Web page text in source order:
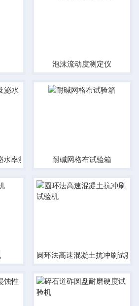
泡沫流动度测定仪
率测定仪 耐碱网格布试验箱
圆环法高速混凝土抗冲刷试验